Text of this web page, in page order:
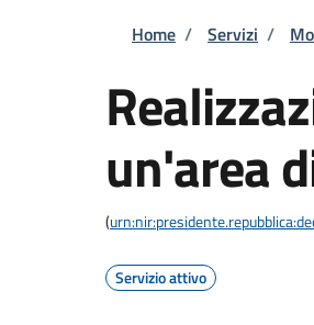
Briciole
Home / Servizi /
un'area
(
Servizio attivo